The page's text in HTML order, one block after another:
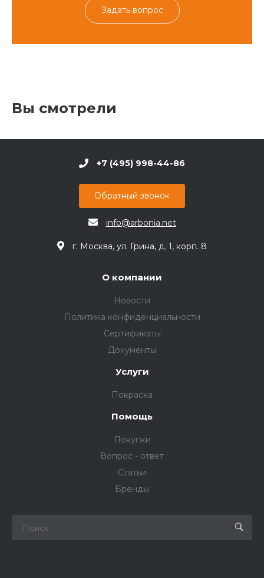
Задать вопрос
Вы смотрели
+7 (495) 998-44-86
Обратный звонок
info@arbonia.net
г. Москва, ул. Грина, д. 1, корп. 8
О компании
Новости
Политика конфиденциальности
Сертификаты
Документы
Услуги
Покраска
Помощь
Покупки
Вопрос - ответ
Статьи
Бренды